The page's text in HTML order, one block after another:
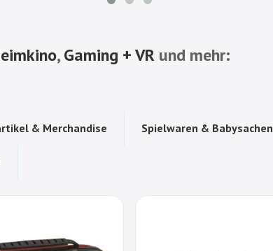
,Gaming + VR und mehr:
& Merchandise Spielwaren & Babysachen